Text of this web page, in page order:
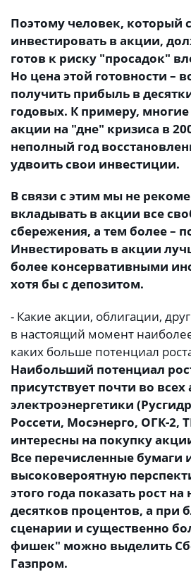
Поэтому человек, который
инвестировать в акции,
готов к риску "просадок"
Но цена этой готовности –
получить прибыль в
годовых. К примеру, многие
акции на "дне" кризиса в
неполный год
удвоить свои инвестиции.
В связи с этим мы не
вкладывать в акции все
сбережения, а тем более –
Инвестировать в акции
более консервативными
хотя бы с депозитом.
- Какие акции, облигации,
в настоящий момент
каких больше потенциал
Наибольший потенциал
присутствует почти во всех
электроэнергетики
Россети, Мосэнерго, ОГК-2,
интересны на покупку
Все перечисленные бумаги
высоковероятную
этого года показать рост на
десятков процентов, а при
сценарии и существенно
фишек" можно выделить
Газпром.